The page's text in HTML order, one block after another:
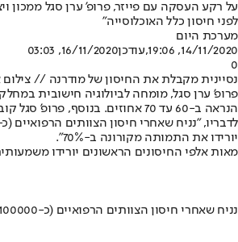
לפני חיסון כלל האוכלוסייה"
מערכת היום
14/11/2020, 19:06
,עודכן16/11/2020, 03:03
0
נסיינית מקבלת את החיסון של מודרנה //
פרופ' ערן סגל, מומחה לביולוגיה חישובית
הנראה ב-60 עד 70 אחוזים. בנוסף, פרופ' סגל קובע: "תהיה ירידה נמוכה יותר אבל גם כן משמעותית מאוד במספר החולים הקשים בבתי החולים".
יורידו את התמותה מקורונה ב-70%".
מאות אלפי החיסונים הראשונים יורידו
נניח שאחרי חיסון הצוותים הרפואיים (כ-100000 חיסונים), נתחיל בחיסון אוכלוסיית הסיכון, כלומר לפי גיל